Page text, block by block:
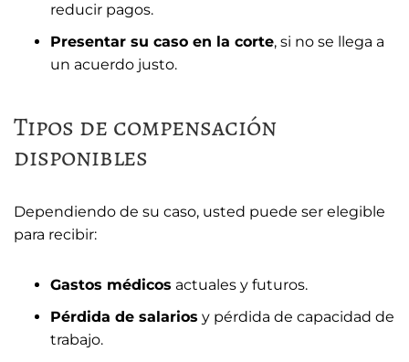
reducir pagos.
Presentar su caso en la corte, si no se llega a
un acuerdo justo.
Tipos de compensación
disponibles
Dependiendo de su caso, usted puede ser elegible
para recibir:
Gastos médicos actuales y futuros.
Pérdida de salarios y pérdida de capacidad de
trabajo.